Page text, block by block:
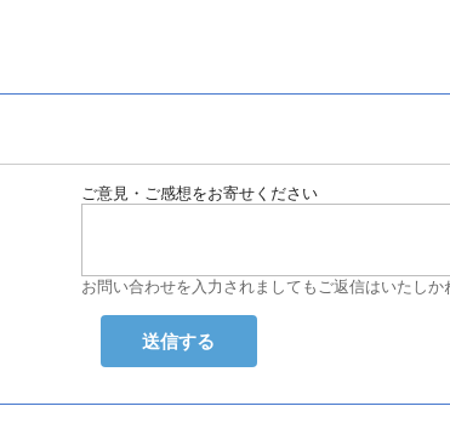
ご意見・ご感想をお寄せください
お問い合わせを入力されましてもご返信はいたしか